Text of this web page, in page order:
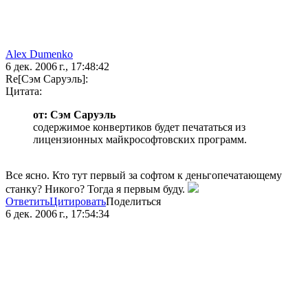
Alex Dumenko
6 дек. 2006 г., 17:48:42
Re[Сэм Саруэль]:
Цитата:
от: Сэм Саруэль
содержимое конвертиков будет печататься из
лицензионных майкрософтовских программ.
Все ясно. Кто тут первый за софтом к деньгопечатающему
станку? Никого? Тогда я первым буду.
ОтветитьЦитироватьПоделиться
6 дек. 2006 г., 17:54:34